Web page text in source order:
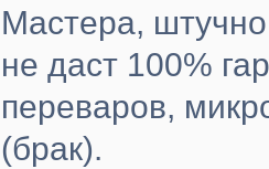
Мастера,
не даст 100%
переваров,
(брак).